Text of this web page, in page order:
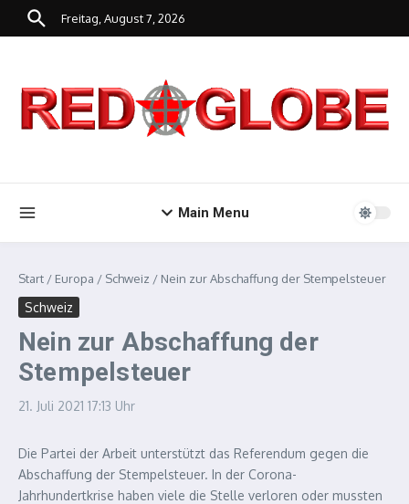
Zum Inhalt springen
Freitag, August 7, 2026
Main Menu
Start / Europa / Schweiz / Nein zur Abschaffung der Stempelsteuer
Schweiz
Nein zur Abschaffung der
Stempelsteuer
21. Juli 2021 17:13 Uhr
Die Partei der Arbeit unterstützt das Referendum gegen die
Abschaffung der Stempelsteuer. In der Corona-​
Jahrhundertkrise haben viele die Stelle verloren oder mussten